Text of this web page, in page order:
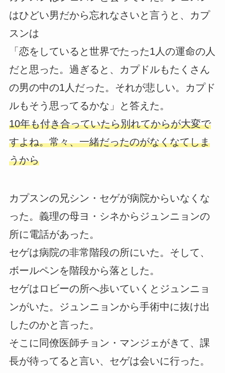
はひどい男だから忘れなさいと言うと、カプ
スンは
「恋をしていると世界でたった1人の運命の人
だと思った。過ぎると、カプドルもたくさん
の男の中の1人だった。それが悲しい。カプド
ルもそう思ってるかな」と答えた。
10年も付き合っていたら別れてからが大変で
すよね。常々、一緒だったのがなくなてしま
うから
カプスンの兄シン・セゲが病院からいなくな
った。義理の母ヨ・シネからジュンニョンの
所に電話があった。
セゲは病院の非常階段の所にいた。そして、
ボールペンを階段から落とした。
セゲはロビーの所へ歩いていくとジュンニョ
ンがいた。ジュンニョンから手術中に抜け出
したのかと言った。
そこに同僚医師チョン・マンジェがきて、課
長が待ってると言い、セゲは会いに行った。